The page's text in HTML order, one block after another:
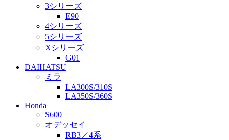
3シリーズ
E90
4シリーズ
5シリーズ
Xシリーズ
G01
DAIHATSU
ミラ
LA300S/310S
LA350S/360S
Honda
S600
オデッセイ
RB3／4系